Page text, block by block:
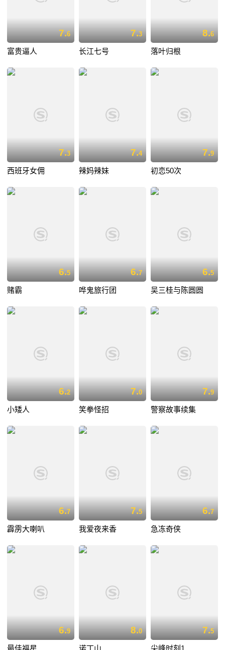
7.6
富贵逼人
7.3
长江七号
8.6
落叶归根
7.3
西班牙女佣
7.4
辣妈辣妹
7.9
初恋50次
6.5
赌霸
6.7
哗鬼旅行团
6.5
吴三桂与陈圆圆
6.2
小矮人
7.0
笑拳怪招
7.9
警察故事续集
6.7
霹雳大喇叭
7.5
我爱夜来香
6.7
急冻奇侠
6.9 8.0 7.5